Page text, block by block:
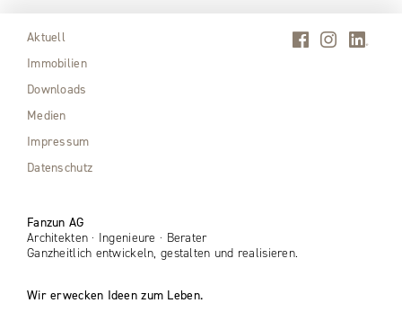
Aktuell
Immobilien
Downloads
Medien
Impressum
Datenschutz
Fanzun AG
Architekten · Ingenieure · Berater
Ganzheitlich entwickeln, gestalten und realisieren.
Wir erwecken Ideen zum Leben.